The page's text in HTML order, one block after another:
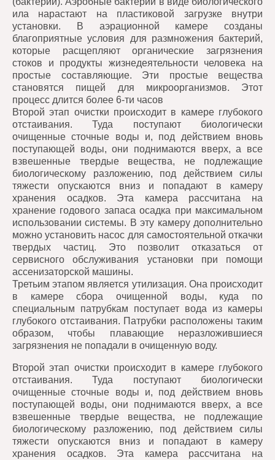
ила нарастают на пластиковой загрузке внутри
установки. В аэрационной камере созданы
благоприятные условия для размножения бактерий,
которые расщепляют органические загрязнения
стоков и продукты жизнедеятельности человека на
простые составляющие. Эти простые вещества
становятся пищей для микроорганизмов. Этот
процесс длится более 6-ти часов
Второй этап очистки происходит в камере глубокого
отстаивания. Туда поступают биологически
очищенные сточные воды и, под действием вновь
поступающей воды, они поднимаются вверх, а все
взвешенные твердые вещества, не подлежащие
биологическому разложению, под действием силы
тяжести опускаются вниз и попадают в камеру
хранения осадков. Эта камера рассчитана на
хранение годового запаса осадка при максимальном
использовании системы. В эту камеру дополнительно
можно установить насос для самостоятельной откачки
твердых частиц. Это позволит отказаться от
сервисного обслуживания установки при помощи
ассенизаторской машины.
Третьим этапом является утилизация. Она происходит
в камере сбора очищенной воды, куда по
специальным патрубкам поступает вода из камеры
глубокого отстаивания. Патрубки расположены таким
образом, чтобы плавающие неразложившиеся
загрязнения не попадали в очищенную воду.
Второй этап очистки происходит в камере глубокого
отстаивания. Туда поступают биологически
очищенные сточные воды и, под действием вновь
поступающей воды, они поднимаются вверх, а все
взвешенные твердые вещества, не подлежащие
биологическому разложению, под действием силы
тяжести опускаются вниз и попадают в камеру
хранения осадков. Эта камера рассчитана на